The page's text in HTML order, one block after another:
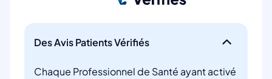
Des Avis Patients Vérifiés
Chaque Professionnel de Santé ayant activé